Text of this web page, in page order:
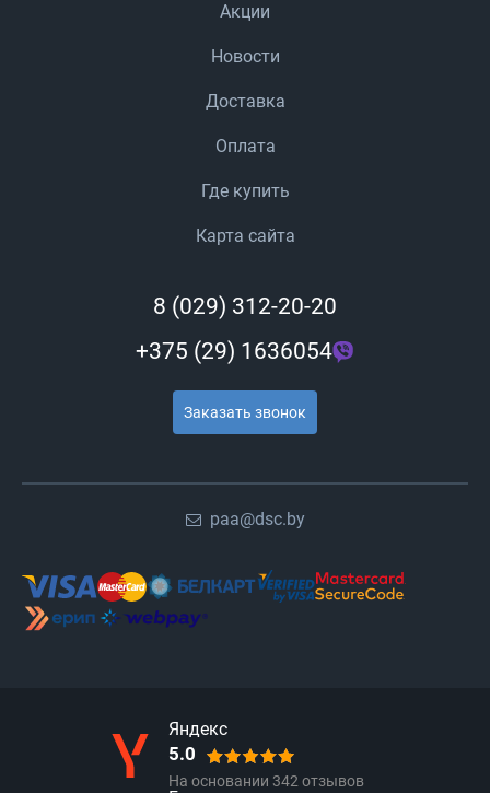
Акции
Новости
Доставка
Оплата
Где купить
Карта сайта
8 (029) 312-20-20
+375 (29) 1636054
Заказать звонок
paa@dsc.by
Яндекс
5.0
На основании 342 отзывов